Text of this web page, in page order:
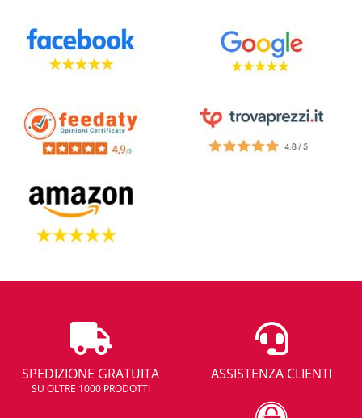
SPEDIZIONE GRATUITA
SU OLTRE 1000 PRODOTTI
ASSISTENZA CLIENTI